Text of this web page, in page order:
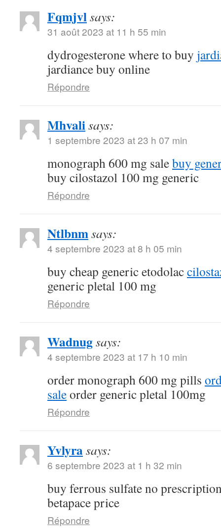
Fqmjvlsays:
31 août 2023 at 11 h 55 min
dydrogesterone where to buy
jardiance buy online
Répondre
Mhvalisays:
1 septembre 2023 at 23 h 07 min
monograph 600 mg salebuy
buy cilostazol 100 mg generic
Répondre
Ntlbnmsays:
4 septembre 2023 at 8 h 05 min
buy cheap generic etodolac
generic pletal 100 mg
Répondre
Wadnugsays:
4 septembre 2023 at 17 h 10 min
order monograph 600 mg pills
saleorder generic pletal 100mg
Répondre
Yvlyrasays:
6 septembre 2023 at 1 h 32 min
buy ferrous sulfate no
betapace price
Répondre